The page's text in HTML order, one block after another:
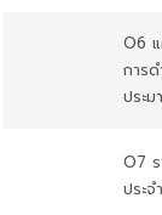
O6 แ
การด
ประ
O7
ประ